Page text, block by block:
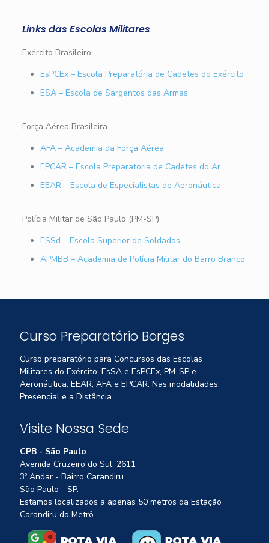
Links das Escolas Militares
Exército Brasileiro
EsPCEx – Escola Preparatória de Cadetes do Exército
ESA – Escola de Sargentos das Armas
Força Aérea Brasileira
AFA – Academia da Força Aérea
EPCAR – Escola Preparatória de Cadetes do Ar
EEAR – Escola de Especialistas de Aeronáutica
Polícia Militar de São Paulo (PM-SP)
ESSd – Escola Superior de Soldados
APMBB – Academia de Polícia Militar do Barro Branco
Curso Preparatório Borges
Curso preparatório para Concursos das Escolas
Militares do Exército: EsSA e EsPCEx, PM-SP e
Aeronáutica: EEAR, AFA e EPCAR. Nas modalidades:
Presencial e a Distância.
Visite Nossa Sede
CPB - São Paulo
Avenida Cruzeiro do Sul, 2611
3º Andar - Bairro Carandiru
São Paulo - SP.
Estamos localizados a apenas 50 metros da Estação
Carandiru do Metrô.